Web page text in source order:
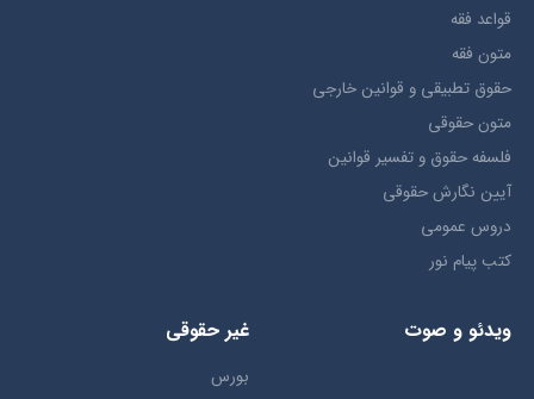
قواعد فقه
متون فقه
حقوق تطبيقي و قوانین خارجی
متون حقوقي
فلسفه حقوق و تفسیر قوانین
آیین نگارش حقوقی
دروس عمومی
کتب پیام نور
ویدئو و صوت غیر حقوقی
بورس